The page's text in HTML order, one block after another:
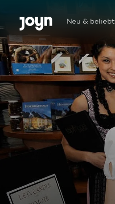
Zum Inhalt springen
Barrierefrei Neu & beliebt